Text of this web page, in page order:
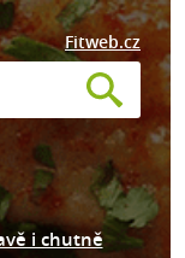
Fitweb.cz
i chutně